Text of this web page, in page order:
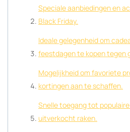
Speciale aanbiedingen en
Black Friday.
Ideale gelegenheid om
feestdagen te kopen tegen
Mogelijkheid om favoriete
kortingen aan te schaffen.
Snelle toegang tot
uitverkocht raken.